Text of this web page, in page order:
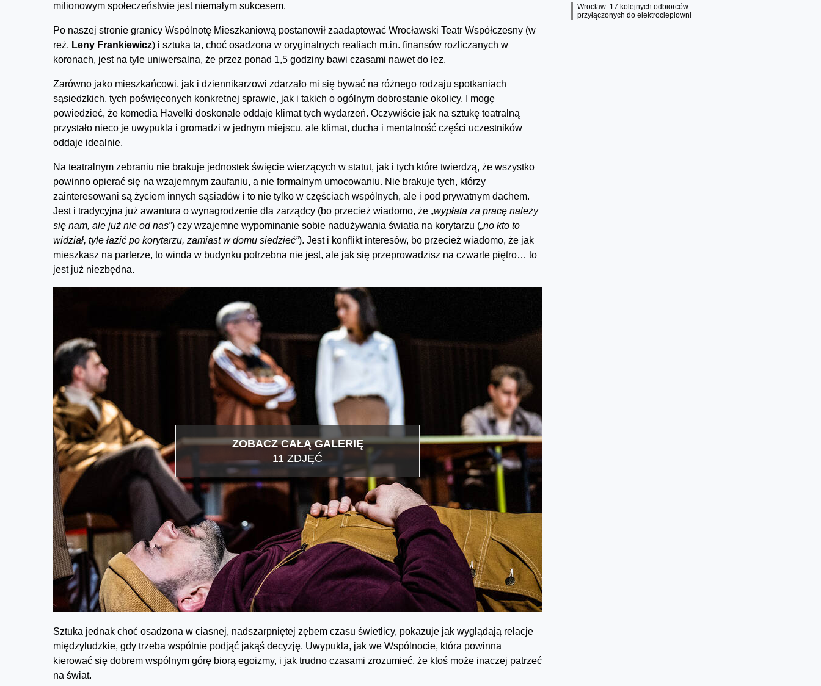
milionowym społeczeństwie jest niemałym sukcesem.
Po naszej stronie granicy Wspólnotę Mieszkaniową postanowił zaadaptować Wrocławski Teatr Współczesny (w
reż. Leny Frankiewicz) i sztuka ta, choć osadzona w oryginalnych realiach m.in. finansów rozliczanych w
koronach, jest na tyle uniwersalna, że przez ponad 1,5 godziny bawi czasami nawet do łez.
Zarówno jako mieszkańcowi, jak i dziennikarzowi zdarzało mi się bywać na różnego rodzaju spotkaniach
sąsiedzkich, tych poświęconych konkretnej sprawie, jak i takich o ogólnym dobrostanie okolicy. I mogę
powiedzieć, że komedia Havelki doskonale oddaje klimat tych wydarzeń. Oczywiście jak na sztukę teatralną
przystało nieco je uwypukla i gromadzi w jednym miejscu, ale klimat, ducha i mentalność części uczestników
oddaje idealnie.
Na teatralnym zebraniu nie brakuje jednostek święcie wierzących w statut, jak i tych które twierdzą, że wszystko
powinno opierać się na wzajemnym zaufaniu, a nie formalnym umocowaniu. Nie brakuje tych, którzy
zainteresowani są życiem innych sąsiadów i to nie tylko w częściach wspólnych, ale i pod prywatnym dachem.
Jest i tradycyjna już awantura o wynagrodzenie dla zarządcy (bo przecież wiadomo, że „wypłata za pracę należy
się nam, ale już nie od nas”) czy wzajemne wypominanie sobie nadużywania światła na korytarzu („no kto to
widział, tyle łazić po korytarzu, zamiast w domu siedzieć”). Jest i konflikt interesów, bo przecież wiadomo, że jak
mieszkasz na parterze, to winda w budynku potrzebna nie jest, ale jak się przeprowadzisz na czwarte piętro… to
jest już niezbędna.
ZOBACZ CAŁĄ GALERIĘ
11 ZDJĘĆ
Sztuka jednak choć osadzona w ciasnej, nadszarpniętej zębem czasu świetlicy, pokazuje jak wyglądają relacje
międzyludzkie, gdy trzeba wspólnie podjąć jakąś decyzję. Uwypukla, jak we Wspólnocie, która powinna
kierować się dobrem wspólnym górę biorą egoizmy, i jak trudno czasami zrozumieć, że ktoś może inaczej patrzeć
na świat.
Wrocław: 17 kolejnych odbiorców
przyłączonych do elektrociepłowni